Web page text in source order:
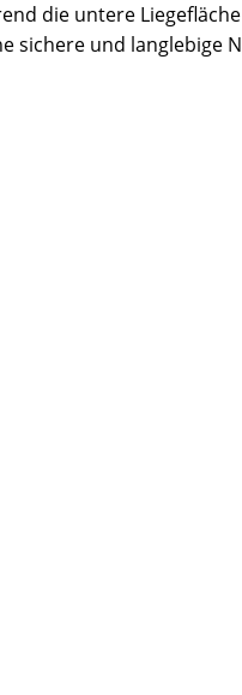
die untere
sichere und langlebige